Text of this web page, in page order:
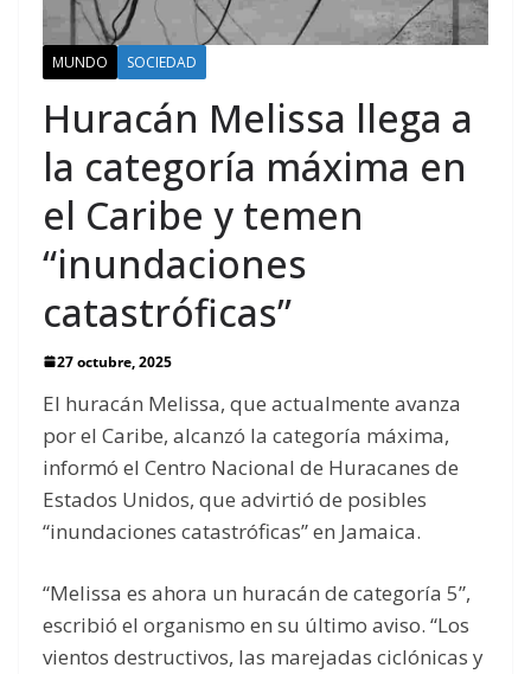
MUNDO SOCIEDAD
Huracán Melissa llega a
la categoría máxima en
el Caribe y temen
“inundaciones
catastróficas”
27 octubre, 2025
El huracán Melissa, que actualmente avanza
por el Caribe, alcanzó la categoría máxima,
informó el Centro Nacional de Huracanes de
Estados Unidos, que advirtió de posibles
“inundaciones catastróficas” en Jamaica.
“Melissa es ahora un huracán de categoría 5”,
escribió el organismo en su último aviso. “Los
vientos destructivos, las marejadas ciclónicas y